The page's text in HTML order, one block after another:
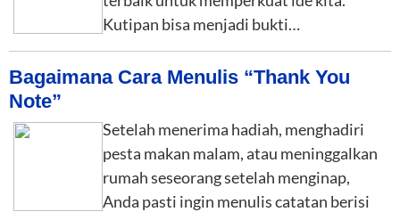
Kutipan bisa menjadi bukti…
Bagaimana Cara Menulis “Thank You
Note”
Setelah menerima hadiah, menghadiri
pesta makan malam, atau meninggalkan
rumah seseorang setelah menginap,
Anda pasti ingin menulis catatan berisi